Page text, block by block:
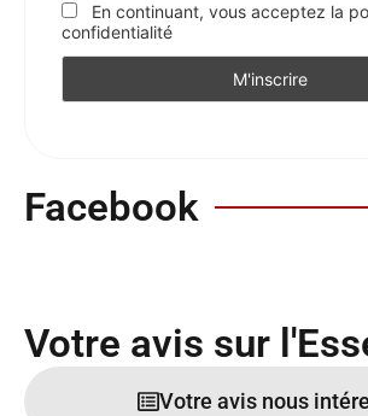
En continuant, vous acceptez la
confidentialité
Facebook
Votre avis sur
Votre avis nous